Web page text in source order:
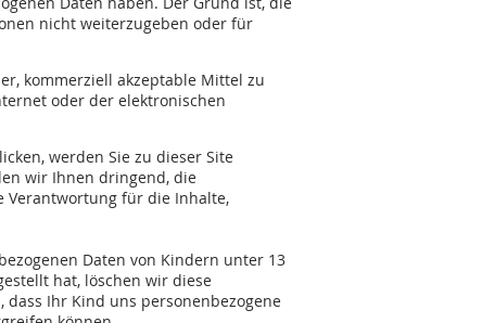
nicht weiterzugeben oder für
kommerziell akzeptable Mittel zu
oder der elektronischen
werden Sie zu dieser Site
wir Ihnen dringend, die
Verantwortung für die Inhalte,
Daten von Kindern unter 13
hat, löschen wir diese
Ihr Kind uns personenbezogene